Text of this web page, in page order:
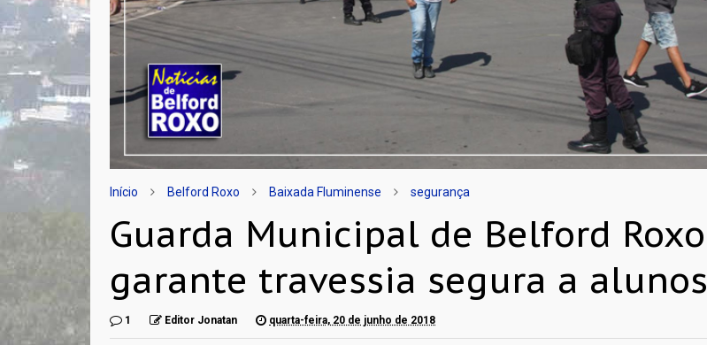
Início Belford Roxo Baixada Fluminense segurança
Guarda Municipal de Belford Roxo
garante travessia segura a alunos
1 Editor Jonatan quarta-feira, 20 de junho de 2018